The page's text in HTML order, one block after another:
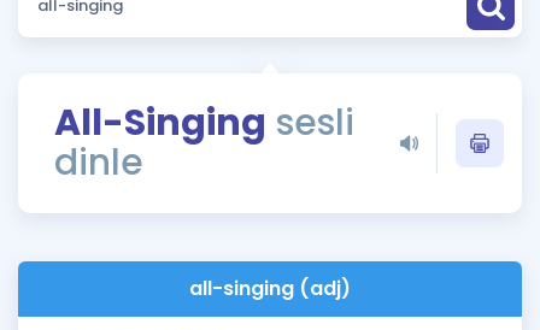
Puan Hesaplama
ÖSYM Sınav Takvimi
Kampanyalar
İngilizce Gramer
All-Singing sesli
dinle
all-singing (adj)